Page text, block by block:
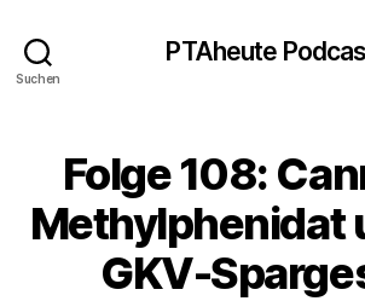
Suchen
PTAheute
Folge 108:
Methylphenidat
GKV-